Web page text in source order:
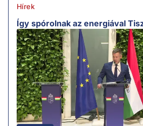
Hírek
Így spórolnak az energiával